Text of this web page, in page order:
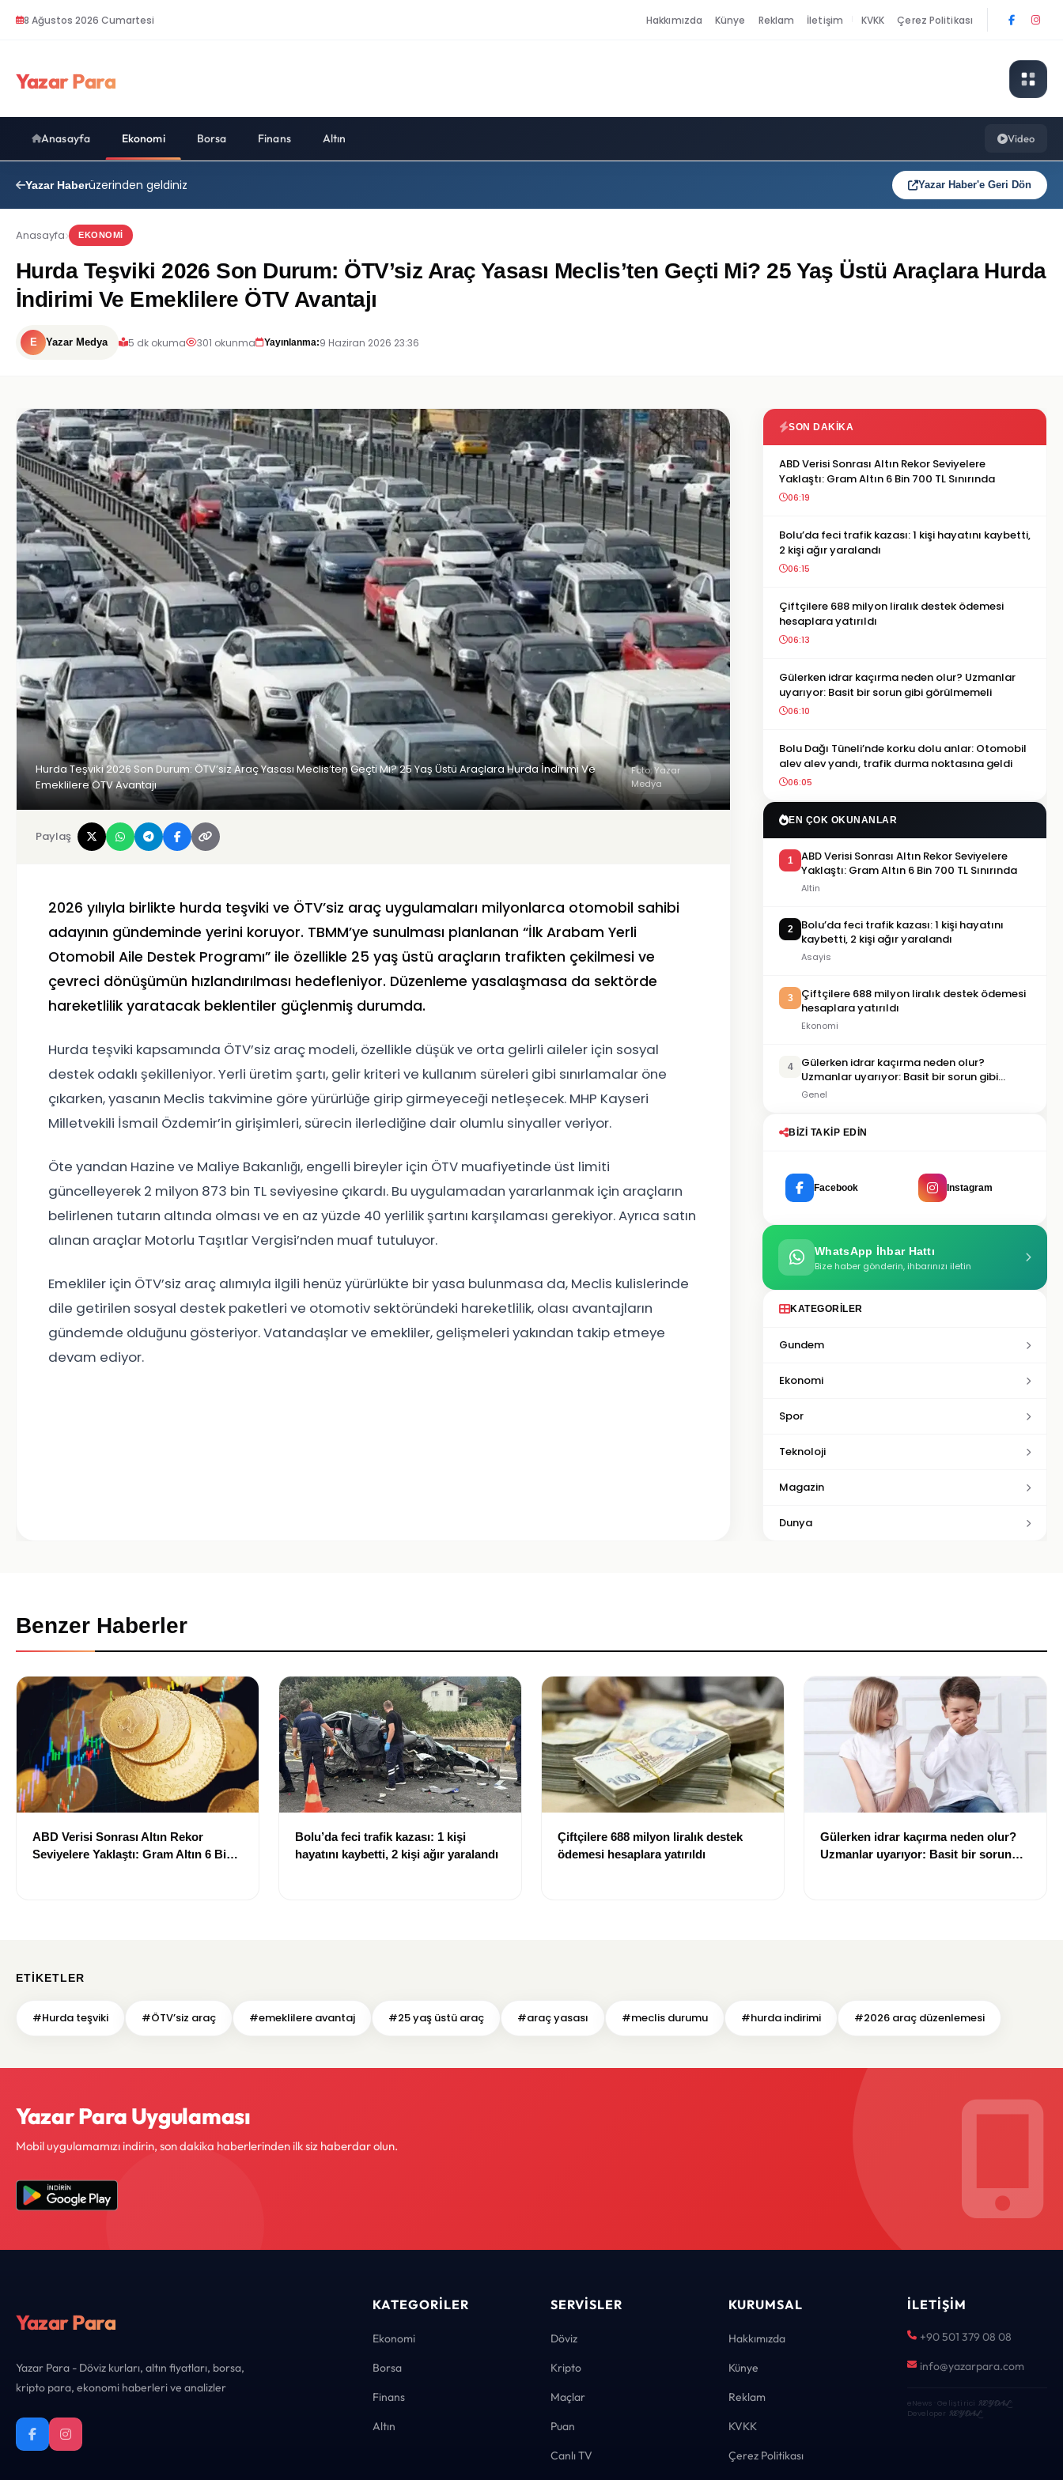
8 Ağustos 2026 Cumartesi Hakkımızda Künye Reklam İletişim KVKK Çerez Politikası
Yazar Para
Anasayfa Ekonomi Borsa Finans Altın Video
Yazar Haberüzerinden geldiniz Yazar Haber'e Geri Dön
Anasayfa EKONOMI
Hurda Teşviki 2026 Son Durum: ÖTV’siz Araç Yasası Meclis’ten Geçti Mi? 25 Yaş Üstü Araçlara Hurda
İndirimi Ve Emeklilere ÖTV Avantajı
E Yazar Medya 5 dk okuma 301 okunma Yayınlanma:9 Haziran 2026 23:36
Hurda Teşviki 2026 Son Durum: ÖTV’siz Araç Yasası Meclis’ten Geçti Mi? 25 Yaş Üstü Araçlara Hurda İndirimi Ve
Emeklilere ÖTV Avantajı
Foto: Yazar
Medya
Paylaş
2026 yılıyla birlikte hurda teşviki ve ÖTV’siz araç uygulamaları milyonlarca otomobil sahibi
adayının gündeminde yerini koruyor. TBMM’ye sunulması planlanan “İlk Arabam Yerli
Otomobil Aile Destek Programı” ile özellikle 25 yaş üstü araçların trafikten çekilmesi ve
çevreci dönüşümün hızlandırılması hedefleniyor. Düzenleme yasalaşmasa da sektörde
hareketlilik yaratacak beklentiler güçlenmiş durumda.
Hurda teşviki kapsamında ÖTV’siz araç modeli, özellikle düşük ve orta gelirli aileler için sosyal
destek odaklı şekilleniyor. Yerli üretim şartı, gelir kriteri ve kullanım süreleri gibi sınırlamalar öne
çıkarken, yasanın Meclis takvimine göre yürürlüğe girip girmeyeceği netleşecek. MHP Kayseri
Milletvekili İsmail Özdemir’in girişimleri, sürecin ilerlediğine dair olumlu sinyaller veriyor.
Öte yandan Hazine ve Maliye Bakanlığı, engelli bireyler için ÖTV muafiyetinde üst limiti
güncelleyerek 2 milyon 873 bin TL seviyesine çıkardı. Bu uygulamadan yararlanmak için araçların
belirlenen tutarın altında olması ve en az yüzde 40 yerlilik şartını karşılaması gerekiyor. Ayrıca satın
alınan araçlar Motorlu Taşıtlar Vergisi’nden muaf tutuluyor.
Emekliler için ÖTV’siz araç alımıyla ilgili henüz yürürlükte bir yasa bulunmasa da, Meclis kulislerinde
dile getirilen sosyal destek paketleri ve otomotiv sektöründeki hareketlilik, olası avantajların
gündemde olduğunu gösteriyor. Vatandaşlar ve emekliler, gelişmeleri yakından takip etmeye
devam ediyor.
SON DAKIKA
ABD Verisi Sonrası Altın Rekor Seviyelere
Yaklaştı: Gram Altın 6 Bin 700 TL Sınırında
06:19
Bolu’da feci trafik kazası: 1 kişi hayatını kaybetti,
2 kişi ağır yaralandı
06:15
Çiftçilere 688 milyon liralık destek ödemesi
hesaplara yatırıldı
06:13
Gülerken idrar kaçırma neden olur? Uzmanlar
uyarıyor: Basit bir sorun gibi görülmemeli
06:10
Bolu Dağı Tüneli’nde korku dolu anlar: Otomobil
alev alev yandı, trafik durma noktasına geldi
06:05
EN ÇOK OKUNANLAR
1
ABD Verisi Sonrası Altın Rekor Seviyelere
Yaklaştı: Gram Altın 6 Bin 700 TL Sınırında
Altin
2
Bolu’da feci trafik kazası: 1 kişi hayatını
kaybetti, 2 kişi ağır yaralandı
Asayis
3
Çiftçilere 688 milyon liralık destek ödemesi
hesaplara yatırıldı
Ekonomi
4
Gülerken idrar kaçırma neden olur?
Uzmanlar uyarıyor: Basit bir sorun gibi
görülmemeli
Genel
BIZI TAKIP EDIN
Facebook Instagram
WhatsApp İhbar Hattı
Bize haber gönderin, ihbarınızı iletin
KATEGORILER
Gundem
Ekonomi
Spor
Teknoloji
Magazin
Dunya
Benzer Haberler
ABD Verisi Sonrası Altın Rekor
Seviyelere Yaklaştı: Gram Altın 6 Bin
Bolu’da feci trafik kazası: 1 kişi
hayatını kaybetti, 2 kişi ağır yaralandı
Çiftçilere 688 milyon liralık destek
ödemesi hesaplara yatırıldı
Gülerken idrar kaçırma neden olur?
Uzmanlar uyarıyor: Basit bir sorun
ETIKETLER
#Hurda teşviki #ÖTV’siz araç #emeklilere avantaj #25 yaş üstü araç #araç yasası #meclis durumu #hurda indirimi #2026 araç düzenlemesi
Yazar Para Uygulaması
Mobil uygulamamızı indirin, son dakika haberlerinden ilk siz haberdar olun.
Yazar Para
Yazar Para - Döviz kurları, altın fiyatları, borsa,
kripto para, ekonomi haberleri ve analizler
KATEGORILER
Ekonomi
Borsa
Finans
Altın
SERVISLER
Döviz
Kripto
Maçlar
Puan
Canlı TV
KURUMSAL
Hakkımızda
Künye
Reklam
KVKK
Çerez Politikası
İLETIŞIM
+90 501 379 08 08
info@yazarpara.com
eNews · Geliştirici KEYDAL·
Developer KEYDAL